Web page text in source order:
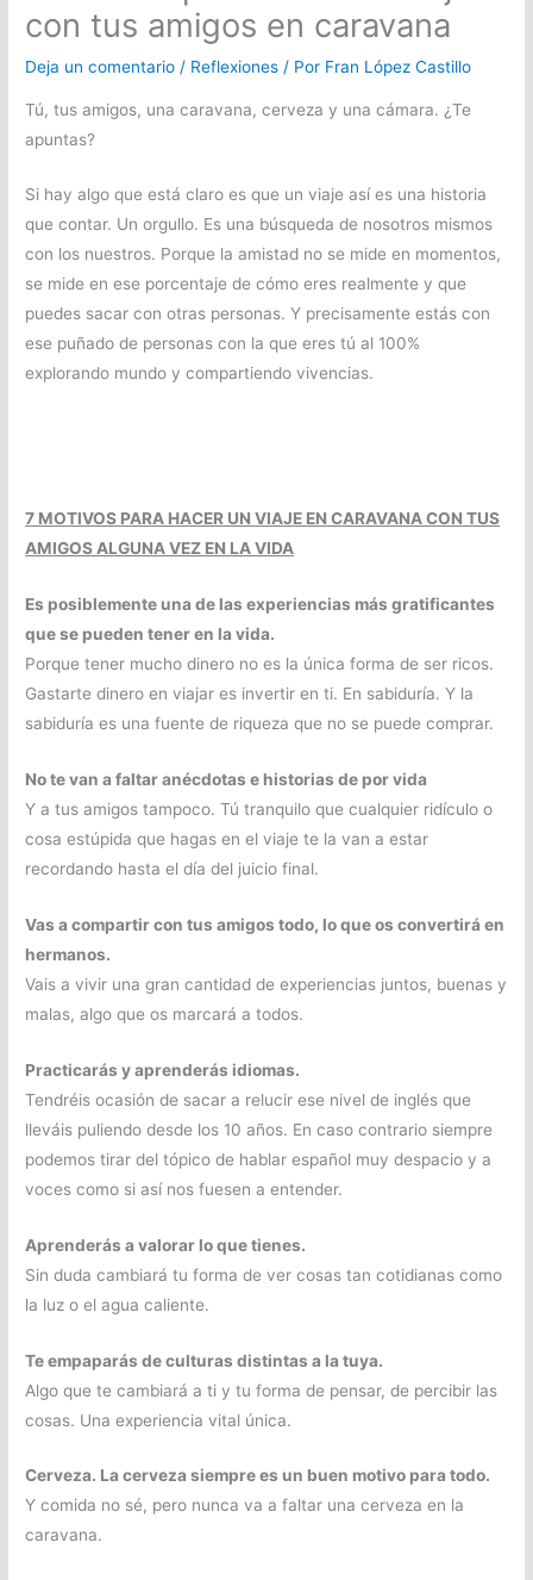
con tus amigos en caravana
Deja un comentario / Reflexiones / Por Fran López Castillo
Tú, tus amigos, una caravana, cerveza y una cámara. ¿Te
apuntas?
Si hay algo que está claro es que un viaje así es una historia
que contar. Un orgullo. Es una búsqueda de nosotros mismos
con los nuestros. Porque la amistad no se mide en momentos,
se mide en ese porcentaje de cómo eres realmente y que
puedes sacar con otras personas. Y precisamente estás con
ese puñado de personas con la que eres tú al 100%
explorando mundo y compartiendo vivencias.
7 MOTIVOS PARA HACER UN VIAJE EN CARAVANA CON TUS
AMIGOS ALGUNA VEZ EN LA VIDA
Es posiblemente una de las experiencias más gratificantes
que se pueden tener en la vida.
Porque tener mucho dinero no es la única forma de ser ricos.
Gastarte dinero en viajar es invertir en ti. En sabiduría. Y la
sabiduría es una fuente de riqueza que no se puede comprar.
No te van a faltar anécdotas e historias de por vida
Y a tus amigos tampoco. Tú tranquilo que cualquier ridículo o
cosa estúpida que hagas en el viaje te la van a estar
recordando hasta el día del juicio final.
Vas a compartir con tus amigos todo, lo que os convertirá en
hermanos.
Vais a vivir una gran cantidad de experiencias juntos, buenas y
malas, algo que os marcará a todos.
Practicarás y aprenderás idiomas.
Tendréis ocasión de sacar a relucir ese nivel de inglés que
lleváis puliendo desde los 10 años. En caso contrario siempre
podemos tirar del tópico de hablar español muy despacio y a
voces como si así nos fuesen a entender.
Aprenderás a valorar lo que tienes.
Sin duda cambiará tu forma de ver cosas tan cotidianas como
la luz o el agua caliente.
Te empaparás de culturas distintas a la tuya.
Algo que te cambiará a ti y tu forma de pensar, de percibir las
cosas. Una experiencia vital única.
Cerveza. La cerveza siempre es un buen motivo para todo.
Y comida no sé, pero nunca va a faltar una cerveza en la
caravana.